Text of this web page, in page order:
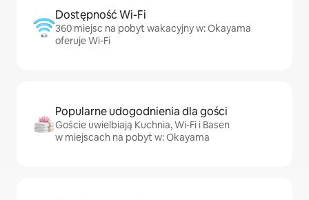
Dostępność Wi-Fi
360 miejsc na pobyt wakacyjny w: Okayama
oferuje Wi-Fi
Popularne udogodnienia dla gości
Goście uwielbiają Kuchnia, Wi-Fi i Basen
w miejscach na pobyt w: Okayama